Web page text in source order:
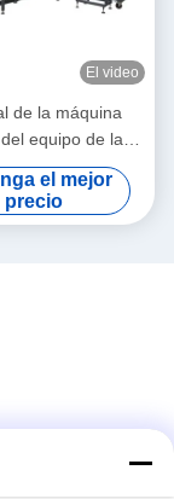
El video
de la máquina
equipo de la
sopla automática
la botella del
DOMÉSTICO
el mejor
precio